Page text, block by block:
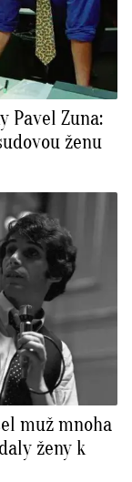
Pavel Zuna:
ženu
muž mnoha
ženy k